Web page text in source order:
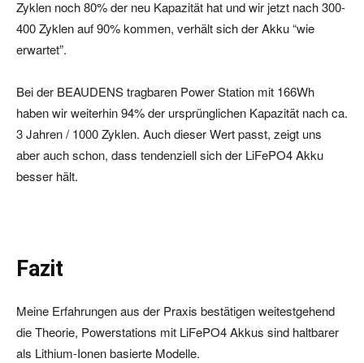
Zyklen noch 80% der neu Kapazität hat und wir jetzt nach 300-
400 Zyklen auf 90% kommen, verhält sich der Akku “wie
erwartet”.
Bei der BEAUDENS tragbaren Power Station mit 166Wh
haben wir weiterhin 94% der ursprünglichen Kapazität nach ca.
3 Jahren / 1000 Zyklen. Auch dieser Wert passt, zeigt uns
aber auch schon, dass tendenziell sich der LiFePO4 Akku
besser hält.
Fazit
Meine Erfahrungen aus der Praxis bestätigen weitestgehend
die Theorie, Powerstations mit LiFePO4 Akkus sind haltbarer
als Lithium-Ionen basierte Modelle.